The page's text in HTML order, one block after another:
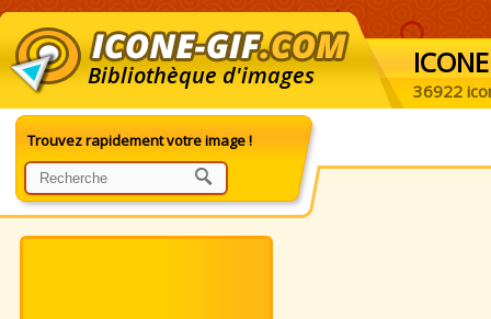
Bibliothèque d'images ICONE
36922
Trouvez rapidement votre image !